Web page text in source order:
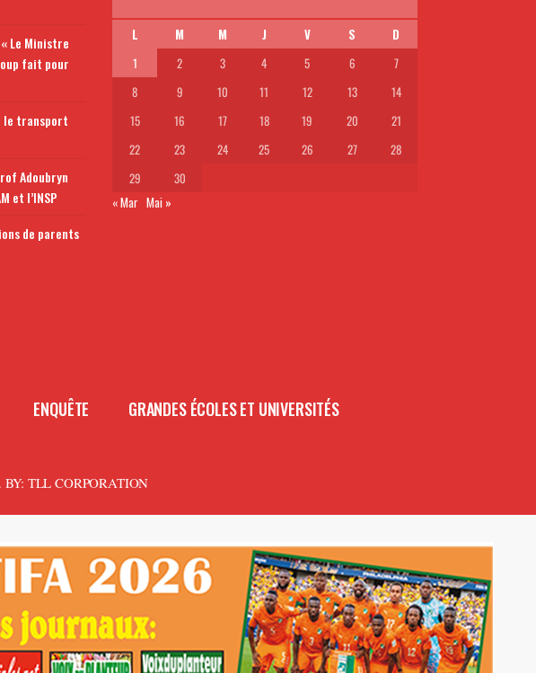
« Le Ministre
fait pour
le transport
Adoubryn
et l’INSP
de parents
L M M J V S
D
1
2 3 4 5 6
7
8
9 10 11 12 13
14
15
16 17 18 19 20
21
22
23 24 25 26 27
28
29
30
« Mar Mai »
ENQUÊTE GRANDES ÉCOLES ET UNIVERSITÉS
BY: TLL CORPORATION